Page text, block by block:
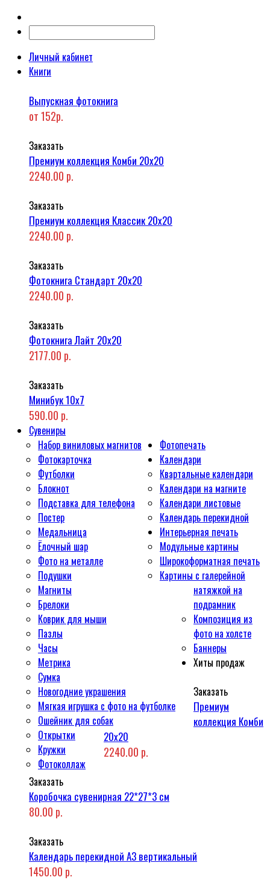
Личный кабинет
Книги
Выпускная фотокнига
от 152р.
Заказать
Премиум коллекция Комби 20x20
2240.00 р.
Заказать
Премиум коллекция Классик 20x20
2240.00 р.
Заказать
Фотокнига Стандарт 20x20
2240.00 р.
Заказать
Фотокнига Лайт 20x20
2177.00 р.
Заказать
Минибук 10х7
590.00 р.
Сувениры
Набор виниловых магнитов
Фотокарточка
Футболки
Блокнот
Подставка для телефона
Постер
Медальница
Ёлочный шар
Фото на металле
Подушки
Магниты
Брелоки
Коврик для мыши
Пазлы
Часы
Метрика
Сумка
Новогодние украшения
Мягкая игрушка с фото на футболке
Ошейник для собак
Открытки
Кружки
Фотоколлаж
Фотопечать
Календари
Квартальные календари
Календари на магните
Календари листовые
Календарь перекидной
Интерьерная печать
Модульные картины
Широкоформатная печать
Картины с галерейной
натяжкой на
подрамник
Композиция из
фото на холсте
Баннеры
Хиты продаж
Заказать
Премиум
коллекция Комби
20x20
2240.00 р.
Заказать
Коробочка сувенирная 22*27*3 см
80.00 р.
Заказать
Календарь перекидной А3 вертикальный
1450.00 р.